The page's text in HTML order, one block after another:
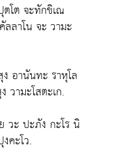
ตโต จะทักขิเณ
ลาโน จะ วามะ
อานันทะ ราหุโล
วามะโสตะเก.
วะ ปะภัง กะโร นิ
คะโว.